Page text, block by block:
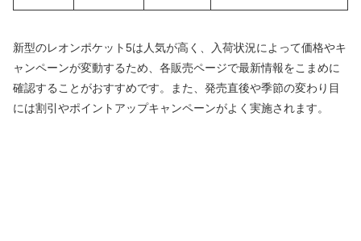
新型のレオンポケット5は人気が高く、入荷状況によって価格やキ
ャンペーンが変動するため、各販売ページで最新情報をこまめに
確認することがおすすめです。また、発売直後や季節の変わり目
には割引やポイントアップキャンペーンがよく実施されます。